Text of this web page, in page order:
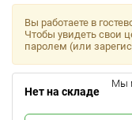
Вы работаете в
Чтобы увидеть свои
паролем (или
Нет на складе
Мы